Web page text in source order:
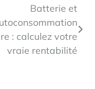
Batterie et
: calculez votre
vraie rentabilité